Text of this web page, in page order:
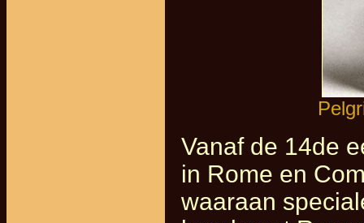
Vanaf de 14de
in Rome en
waaraan